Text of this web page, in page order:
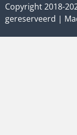
Copyright 2018-
gereserveerd |